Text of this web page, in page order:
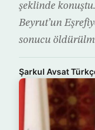
şeklinde
Beyrut’un
sonucu
Şarkul Avsat